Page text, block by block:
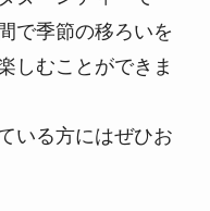
で季節の移ろいを
しむことができま
いる方にはぜひお